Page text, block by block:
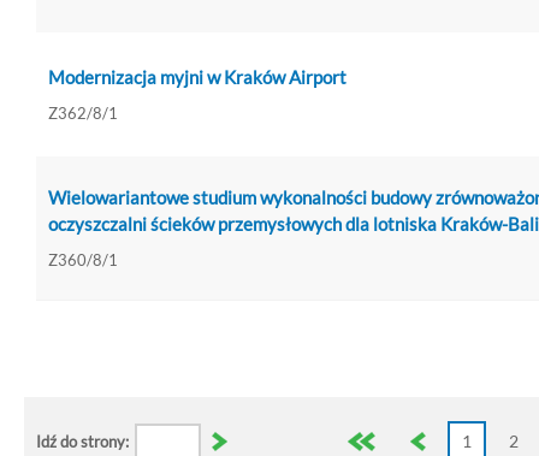
Modernizacja myjni w Kraków Airport
Z362/8/1
Wielowariantowe studium wykonalności budowy
oczyszczalni ścieków przemysłowych dla lotniska Kraków-
Z360/8/1
Idź do strony: 1 2